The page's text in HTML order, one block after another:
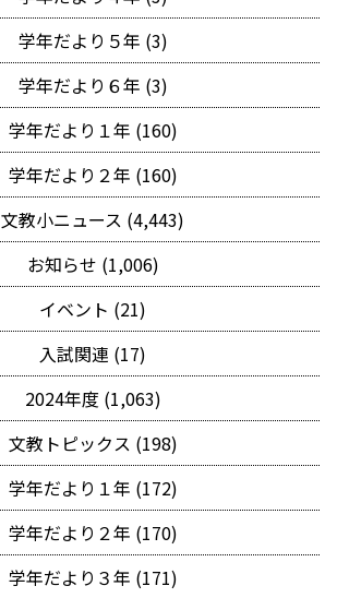
学年だより５年 (3)
学年だより６年 (3)
学年だより１年 (160)
学年だより２年 (160)
文教小ニュース (4,443)
お知らせ (1,006)
イベント (21)
入試関連 (17)
2024年度 (1,063)
文教トピックス (198)
学年だより１年 (172)
学年だより２年 (170)
学年だより３年 (171)